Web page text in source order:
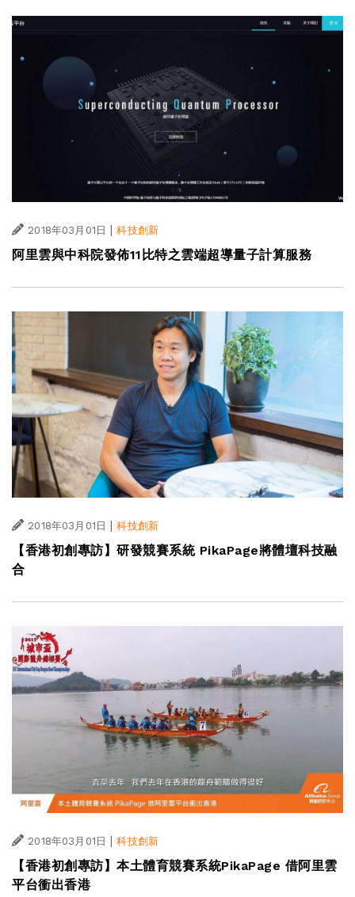
2018年03月01日 | 科技創新
阿里雲與中科院發佈11比特之雲端超導量子計算服務
2018年03月01日 科技創新
【香港初創專訪】研發競賽系統 PikaPage將體壇科技融
合
2018年03月01日 | 科技創新
【香港初創專訪】本土體育競賽系統PikaPage 借阿里雲
平台衝出香港